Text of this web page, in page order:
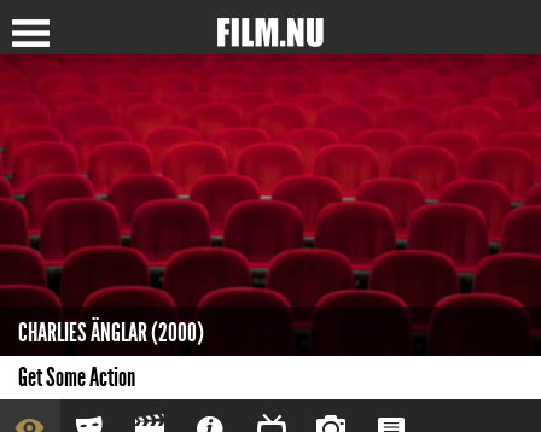
CHARLIES ÄNGLAR (2000)
Get Some Action